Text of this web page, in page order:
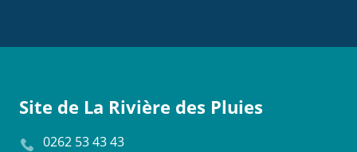
Site de La Rivière des Pluies
0262 53 43 43